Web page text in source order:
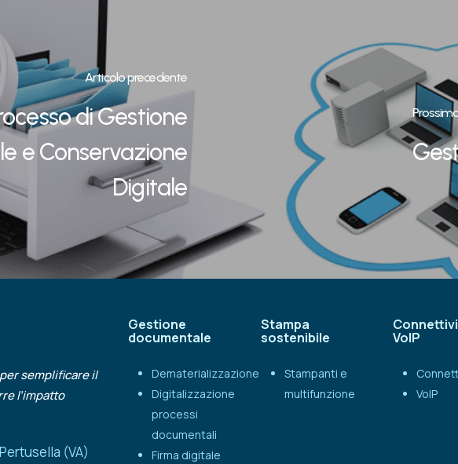
Articolo precedente
di Gestione
e Conservazione
Digitale
semplificare il
l’impatto
(VA)
Gestione
documentale
Dematerializzazione
Digitalizzazione
processi
documentali
Firma digitale
Stampa
sostenibile
Stampanti e
multifunzione
VoIP
VoIP